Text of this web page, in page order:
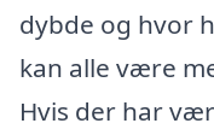
dybde og hvor
kan alle være
Hvis der har